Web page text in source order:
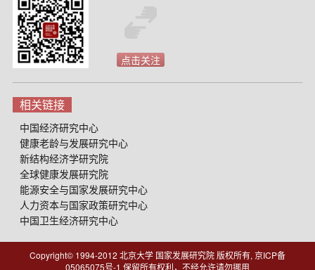
点击关注
相关链接
中国经济研究中心
健康老龄与发展研究中心
新结构经济学研究院
全球健康发展研究院
能源安全与国家发展研究中心
人力资本与国家政策研究中心
中国卫生经济研究中心
Copyright© 1994-2012 北京大学 国家发展研究院 版权所有, 京ICP备
05065075号-1 保留所有权利，不经允许请勿挪用